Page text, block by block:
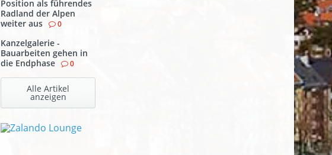
Position als führendes
Radland der Alpen
weiter aus
0
Kanzelgalerie -
Bauarbeiten gehen in
die Endphase
0
Alle Artikel
anzeigen